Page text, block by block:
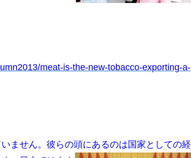
meat-is-the-new-tobacco-exporting-a-
ません。彼らの頭にあるのは国家としての経